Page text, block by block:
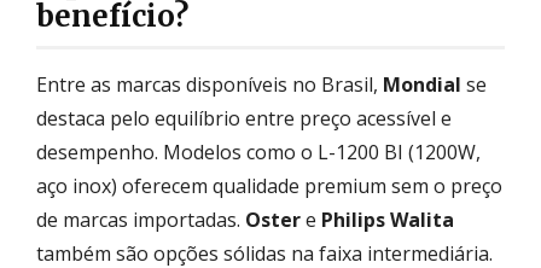
benefício?
Entre as marcas disponíveis no Brasil, Mondial se
destaca pelo equilíbrio entre preço acessível e
desempenho. Modelos como o L-1200 BI (1200W,
aço inox) oferecem qualidade premium sem o preço
de marcas importadas. Ostere Philips Walita
também são opções sólidas na faixa intermediária.